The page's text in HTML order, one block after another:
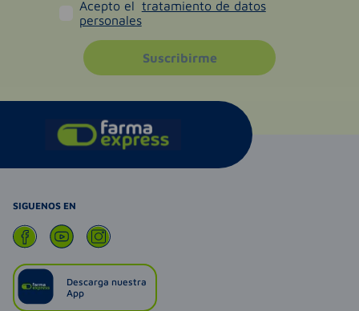
Acepto el tratamiento de datos
personales
Suscribirme
SIGUENOS EN
Descarga nuestra
App